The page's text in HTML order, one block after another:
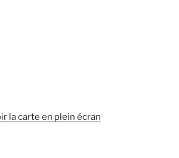
la carte en plein écran